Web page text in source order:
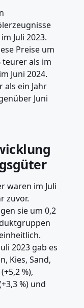
Juli 2023.
Preise um
teurer als im
Juni 2024.
als ein Jahr
Juni
waren im Juli
zuvor.
sie um 0,2
2023 gab es
Kies, Sand,
%),
%) und